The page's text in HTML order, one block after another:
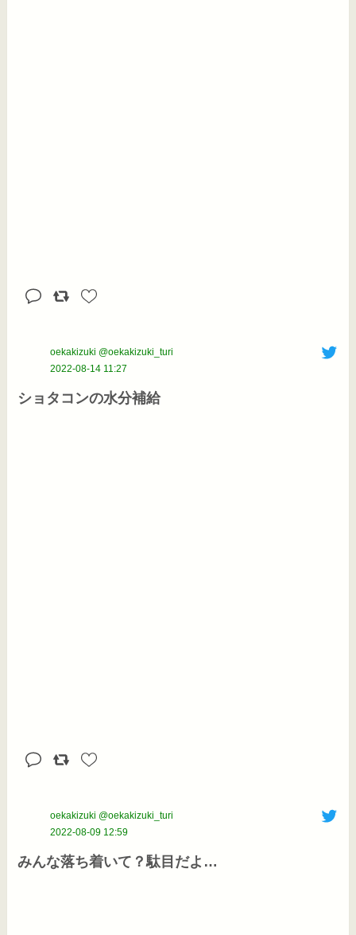
oekakizuki @oekakizuki_turi
2022-08-14 11:27
ショタコンの水分補給
oekakizuki @oekakizuki_turi
2022-08-09 12:59
みんな落ち着いて？駄目だよ…